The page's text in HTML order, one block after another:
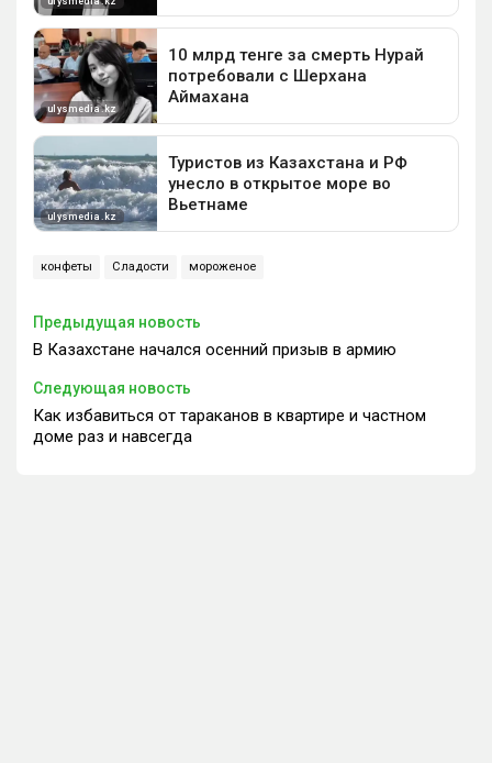
конфеты Сладости мороженое
Предыдущая новость
В Казахстане начался осенний призыв в армию
Следующая новость
Как избавиться от тараканов в квартире и частном
доме раз и навсегда